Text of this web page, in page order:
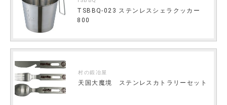
TSBBQ-023 ステンレスシェラクッカー
800
村の鍛冶屋
天国大魔境 ステンレスカトラリーセット